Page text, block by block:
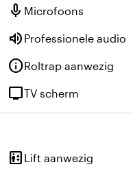
mic Microfoons
volume_up Professionele audio
infoRoltrap aanwezig
tvTV scherm
elevator Lift aanwezig